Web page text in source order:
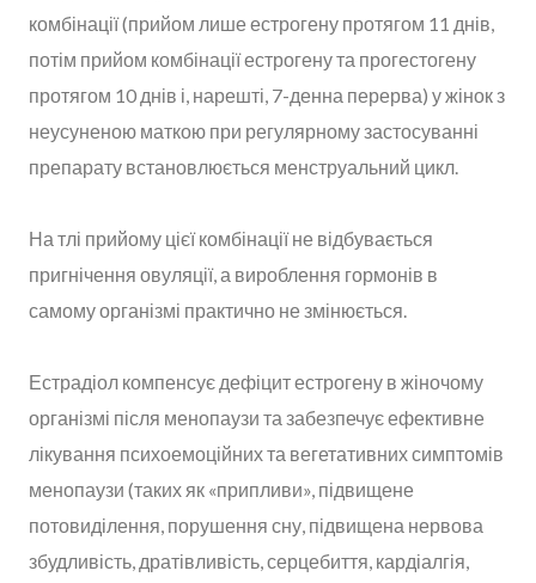
комбінації (прийом лише естрогену протягом 11 днів,
потім прийом комбінації естрогену та прогестогену
протягом 10 днів і, нарешті, 7-денна перерва) у жінок з
неусуненою маткою при регулярному застосуванні
препарату встановлюється менструальний цикл.
На тлі прийому цієї комбінації не відбувається
пригнічення овуляції, а вироблення гормонів в
самому організмі практично не змінюється.
Естрадіол компенсує дефіцит естрогену в жіночому
організмі після менопаузи та забезпечує ефективне
лікування психоемоційних та вегетативних симптомів
менопаузи (таких як «припливи», підвищене
потовиділення, порушення сну, підвищена нервова
збудливість, дратівливість, серцебиття, кардіалгія,